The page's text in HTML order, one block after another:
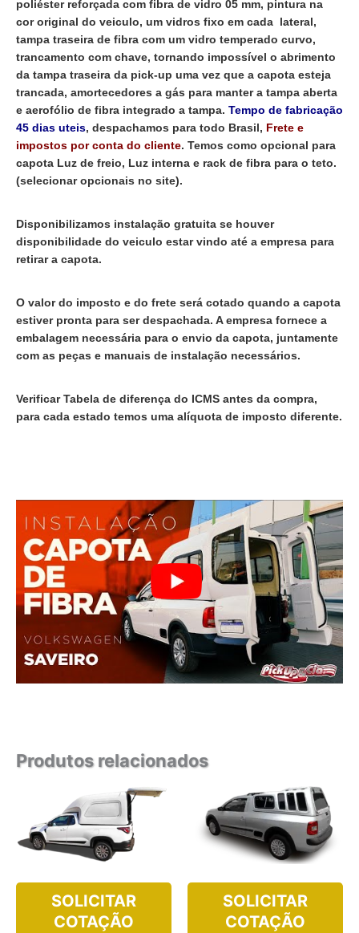
poliéster reforçada com fibra de vidro 05 mm, pintura na
cor original do veiculo, um vidros fixo em cada lateral,
tampa traseira de fibra com um vidro temperado curvo,
trancamento com chave, tornando impossível o abrimento
da tampa traseira da pick-up uma vez que a capota esteja
trancada, amortecedores a gás para manter a tampa aberta
e aerofólio de fibra integrado a tampa. Tempo de fabricação
45 dias uteis, despachamos para todo Brasil, Frete e
impostos por conta do cliente. Temos como opcional para
capota Luz de freio, Luz interna e rack de fibra para o teto.
(selecionar opcionais no site).
Disponibilizamos instalação gratuita se houver
disponibilidade do veiculo estar vindo até a empresa para
retirar a capota.
O valor do imposto e do frete será cotado quando a capota
estiver pronta para ser despachada. A empresa fornece a
embalagem necessária para o envio da capota, juntamente
com as peças e manuais de instalação necessários.
Verificar Tabela de diferença do ICMS antes da compra,
para cada estado temos uma alíquota de imposto diferente.
Produtos relacionados
SOLICITAR
COTAÇÃO
SOLICITAR
COTAÇÃO